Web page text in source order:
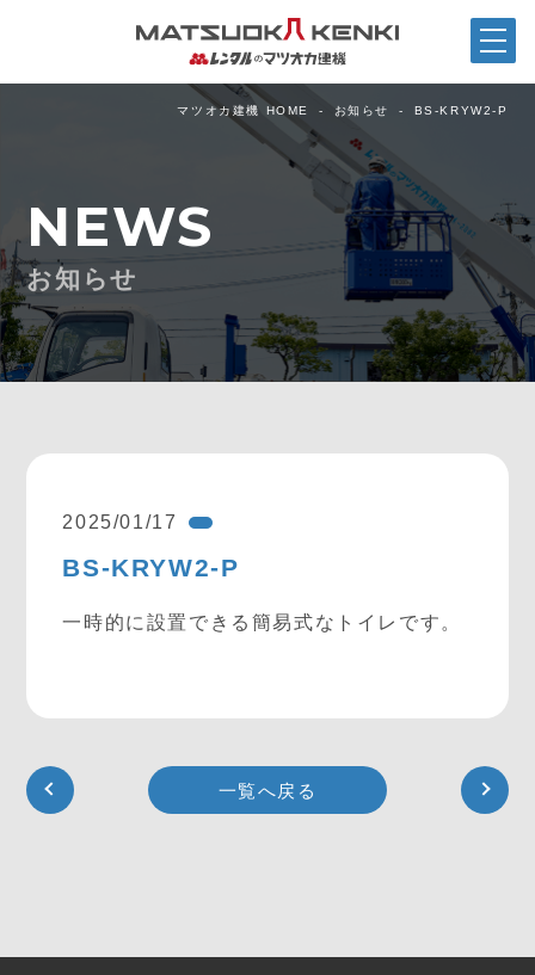
マツオカ建機 HOME お知らせ BS-KRYW2-P
NEWS
お知らせ
2025/01/17
BS-KRYW2-P
一時的に設置できる簡易式なトイレです。
一覧へ戻る